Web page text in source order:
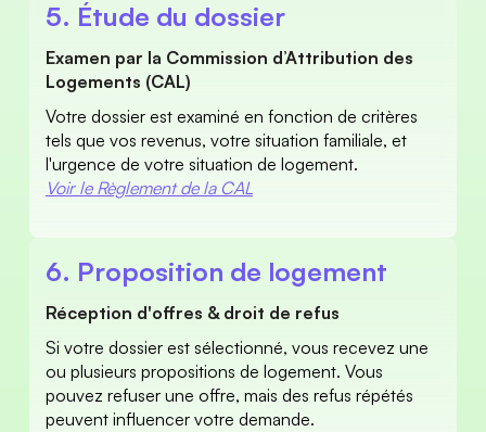
5. Étude du dossier
Examen par la Commission d’Attribution des
Logements (CAL)
Votre dossier est examiné en fonction de critères
tels que vos revenus, votre situation familiale, et
l'urgence de votre situation de logement.
Voir le Règlement de la CAL
6. Proposition de logement
Réception d'offres & droit de refus
Si votre dossier est sélectionné, vous recevez une
ou plusieurs propositions de logement. Vous
pouvez refuser une offre, mais des refus répétés
peuvent influencer votre demande.